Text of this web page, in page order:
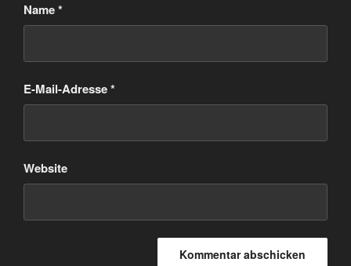
Name*
E-Mail-Adresse*
Website